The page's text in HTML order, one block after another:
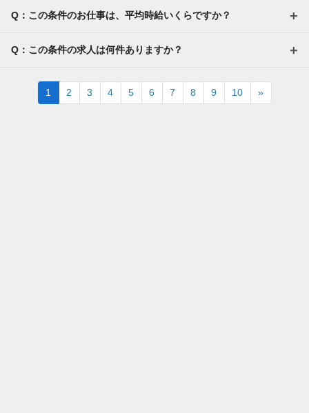
Q：この条件のお仕事は、平均時給いくらですか？
Q：この条件の求人は何件ありますか？
1 2 3 4 5 6 7 8 9 10 »Next